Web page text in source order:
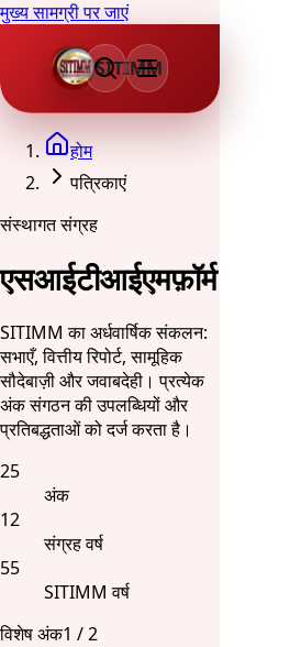
मुख्य सामग्री पर जाएं
SITIMM
होम
पत्रिकाएं
संस्थागत संग्रह
एसआईटीआईएमफ़ॉर्म
SITIMM का अर्धवार्षिक संकलन:
सभाएँ, वित्तीय रिपोर्ट, सामूहिक
सौदेबाज़ी और जवाबदेही। प्रत्येक
अंक संगठन की उपलब्धियों और
प्रतिबद्धताओं को दर्ज करता है।
25
अंक
12
संग्रह वर्ष
55
SITIMM वर्ष
विशेष अंक1 /2